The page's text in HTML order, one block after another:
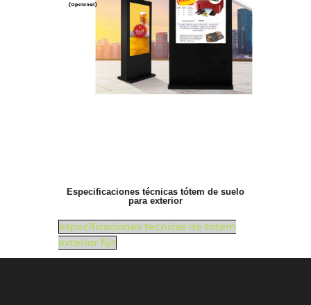
Especificaciones técnicas tótem de suelo
para exterior
especificaciones tecnicas de totem
exterior fijo